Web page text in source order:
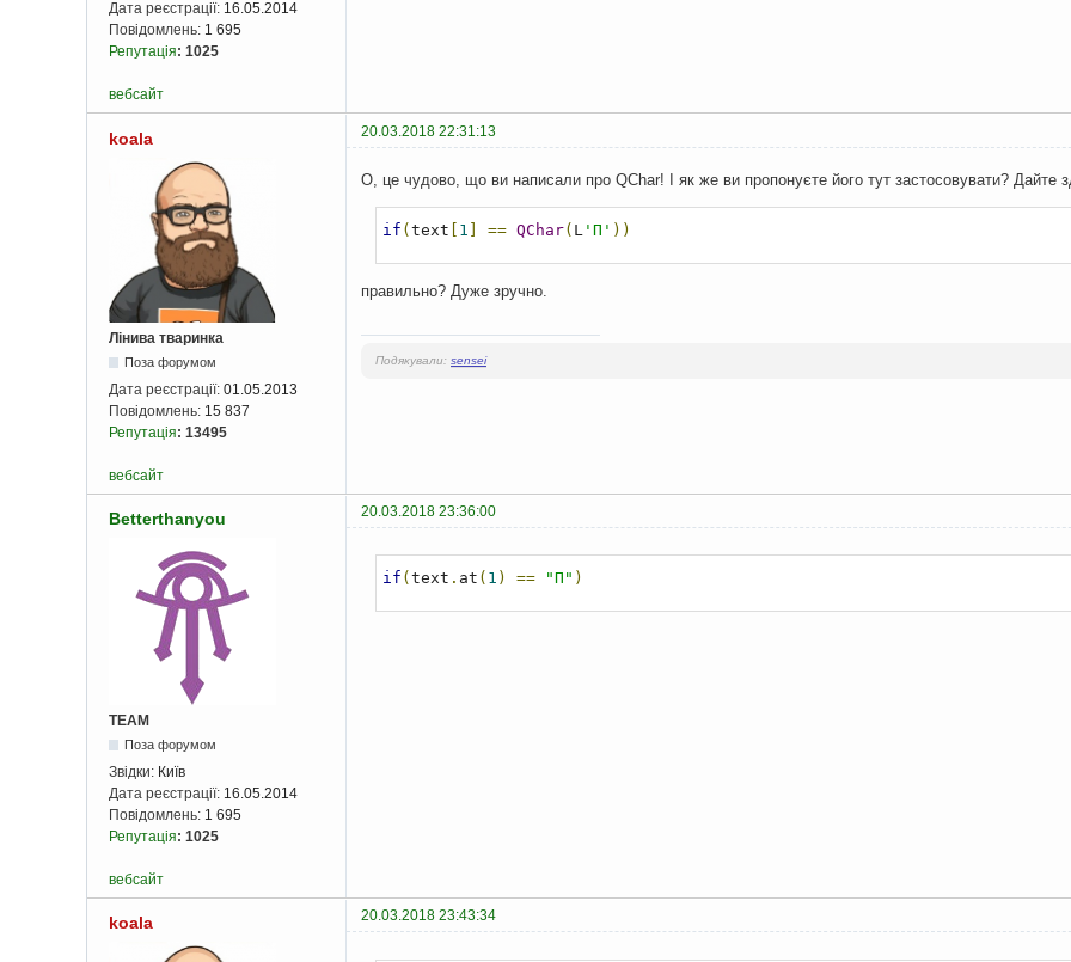
Дата реєстрації: 16.05.2014
Повідомлень: 1 695
Репутація: 1025
вебсайт
koala 20.03.2018 22:31:13
Лінива тваринка
Поза форумом
Дата реєстрації: 01.05.2013
Повідомлень: 15 837
Репутація: 13495
О, це чудово, що ви написали про QChar! І як же ви пропонуєте його тут застосовувати? Дайте
if ( text 1 == QChar( L'П' ))
правильно? Дуже зручно.
Подякували: sensei
вебсайт
Betterthanyou 20.03.2018 23:36:00
TEAM
Поза форумом
Звідки: Київ
Дата реєстрації: 16.05.2014
Повідомлень: 1 695
Репутація: 1025
if ( text . at ( 1 ) == "П" )
вебсайт
koala 20.03.2018 23:43:34